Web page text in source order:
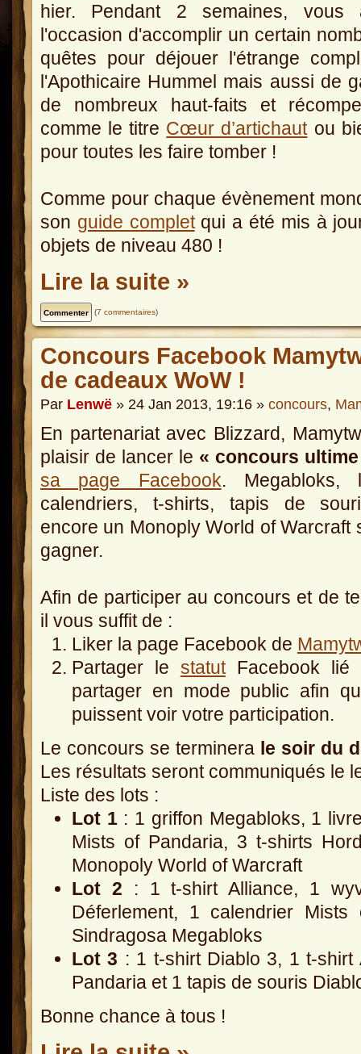
hier. Pendant 2 semaines, vous
l'occasion d'accomplir un certain
quêtes pour déjouer l'étrange
l'Apothicaire Hummel mais aussi de
de nombreux haut-faits et
comme le titre Cœur d’artichautou
pour toutes les faire tomber !
Comme pour chaque évènement
son guide completqui a été mis à
objets de niveau 480 !
Lire la suite »
(7 commentaires)
Concours Facebook
de cadeaux WoW !
Par Lenwë » 24 Jan 2013, 19:16 » concours,
En partenariat avec Blizzard,
plaisir de lancer le « concours
sa page Facebook. Megabloks,
calendriers, t-shirts, tapis de
encore un Monoply World of Warcraft
gagner.
Afin de participer au concours et de
il vous suffit de :
Liker la page Facebook de
Partager le statutFacebook lié
partager en mode public afin
puissent voir votre participation.
Le concours se terminera le soir du
Les résultats seront communiqués le
Liste des lots :
Lot 1: 1 griffon Megabloks, 1
Mists of Pandaria, 3 t-shirts
Monopoly World of Warcraft
Lot 2 : 1 t-shirt Alliance, 1
Déferlement, 1 calendrier
Sindragosa Megabloks
Lot 3 : 1 t-shirt Diablo 3, 1 t-
Pandaria et 1 tapis de souris
Bonne chance à tous !